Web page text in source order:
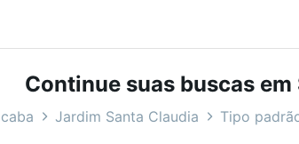
bairros e até condomínios favoritos.
com o preço, metragem e
Claudia, Sorocaba, SP ideal para você
Continue suas buscas em
Jardim Santa Claudia Tipo